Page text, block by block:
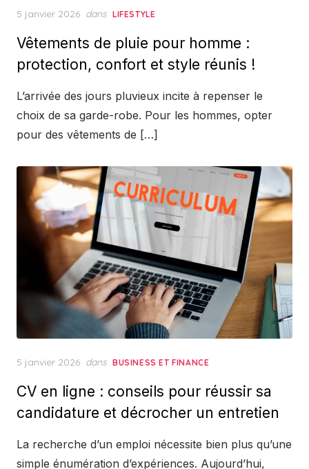
Posted
5 janvier 2026 dans LIFESTYLE
Vêtements de pluie pour homme :
protection, confort et style réunis !
L’arrivée des jours pluvieux incite à repenser le
choix de sa garde-robe. Pour les hommes, opter
pour des vêtements de […]
Posted
5 janvier 2026 dans BUSINESS ET FINANCE
CV en ligne : conseils pour réussir sa
candidature et décrocher un entretien
La recherche d’un emploi nécessite bien plus qu’une
simple énumération d’expériences. Aujourd’hui,